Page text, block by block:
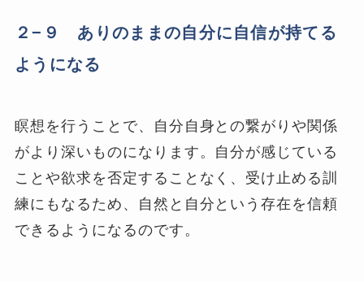
２−９ ありのままの自分に自信が持てる
ようになる
瞑想を行うことで、自分自身との繋がりや関係
がより深いものになります。自分が感じている
ことや欲求を否定することなく、受け止める訓
練にもなるため、自然と自分という存在を信頼
できるようになるのです。